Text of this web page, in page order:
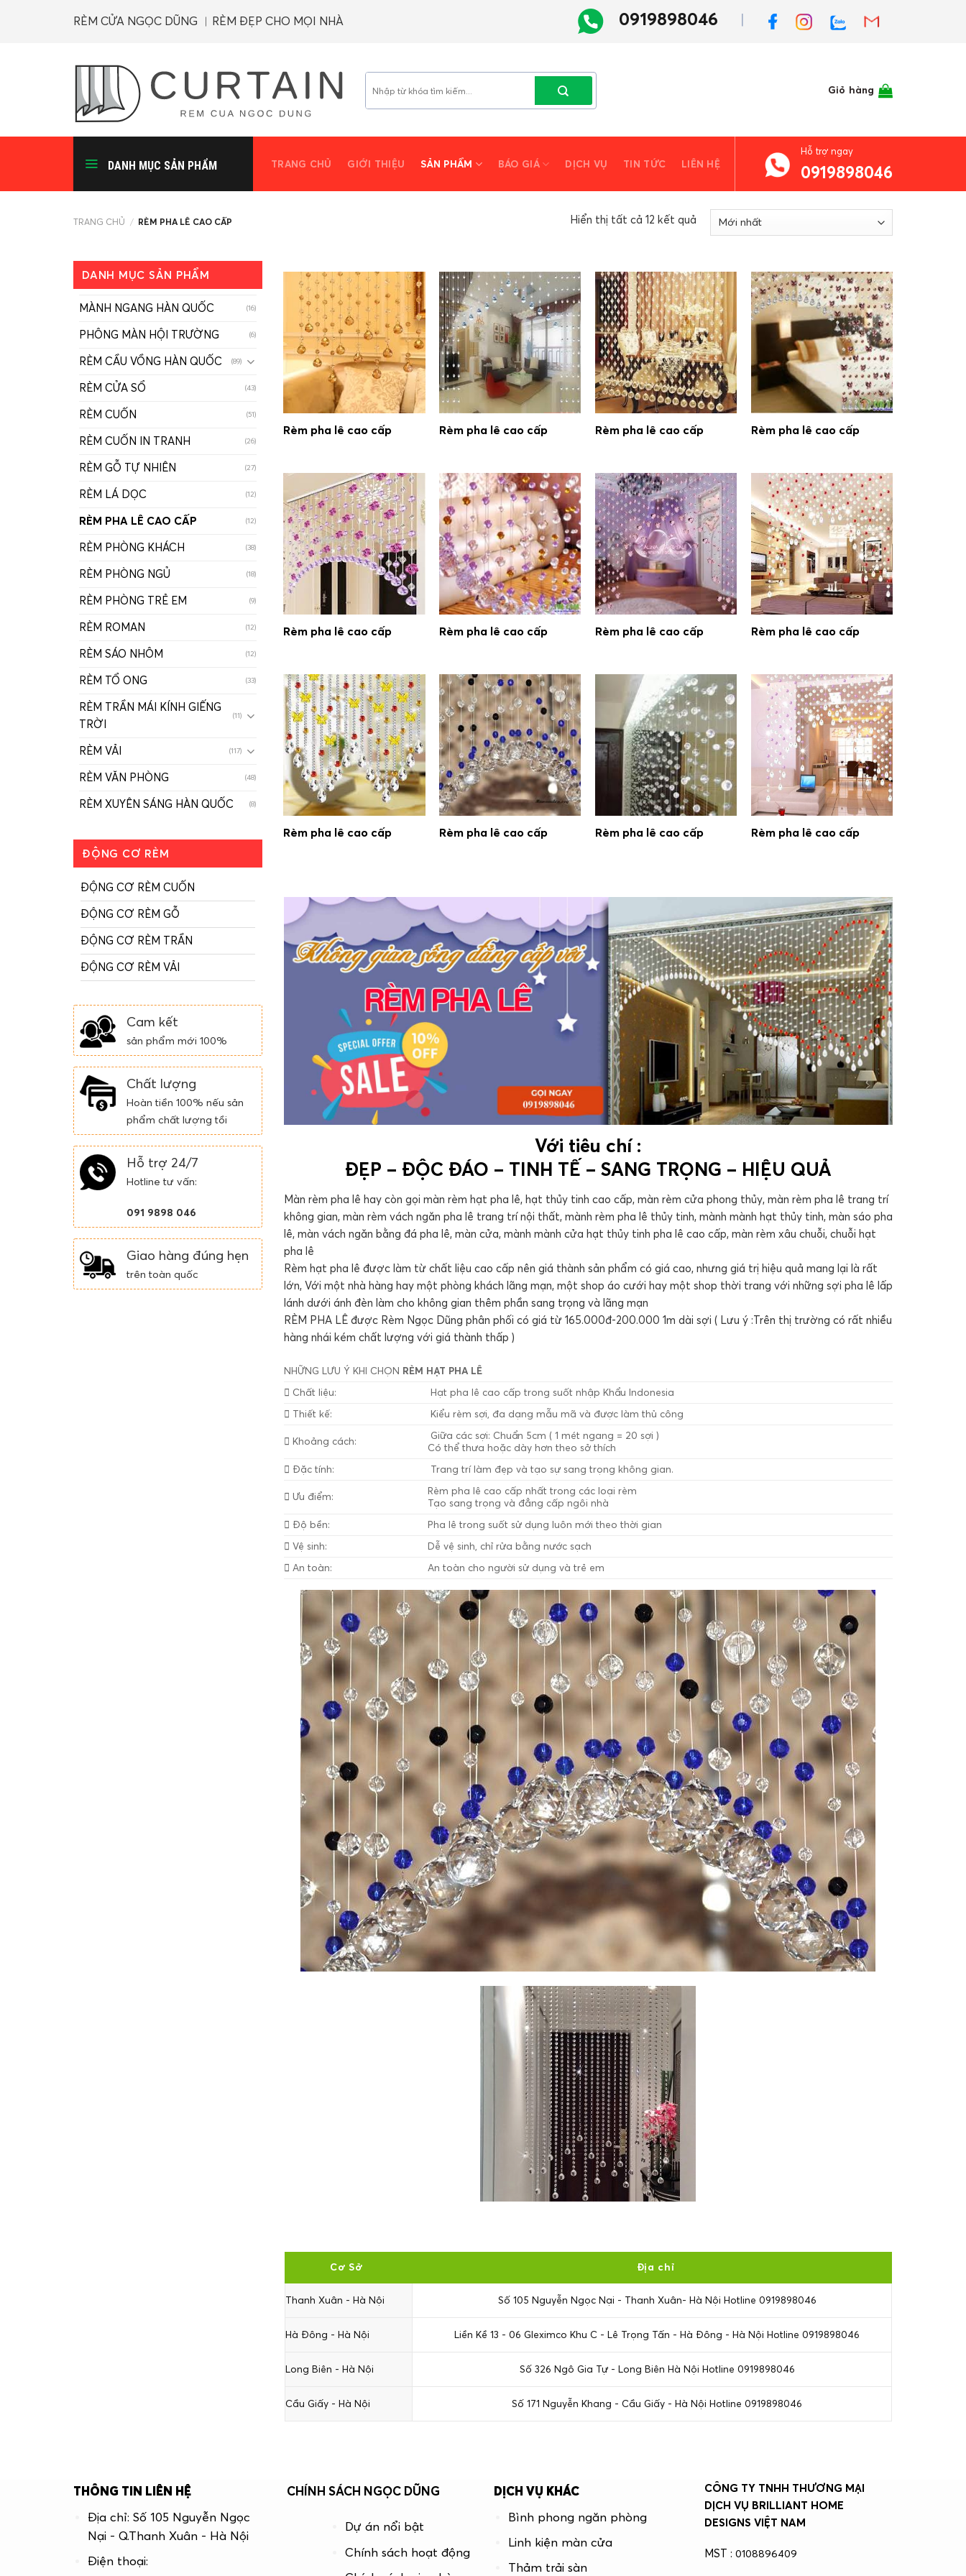
RÈM CỬA NGỌC DŨNG ︱RÈM ĐẸP CHO MỌI NHÀ 0919898046
kiếm:
Giỏ hàng
DANH MỤC SẢN PHẨM TRANG CHỦ GIỚI THIỆU SẢN PHẨM BÁO GIÁ DỊCH VỤ TIN TỨC LIÊN HỆ
Hỗ trợ ngay
0919898046
TRANG CHỦ / RÈM PHA LÊ CAO CẤP Hiển thị tất cả 12 kết quả
DANH MỤC SẢN PHẨM
MÀNH NGANG HÀN QUỐC (16)
PHÔNG MÀN HỘI TRƯỜNG (6)
RÈM CẦU VỒNG HÀN QUỐC (89)
RÈM CỬA SỔ (43)
RÈM CUỐN (51)
RÈM CUỐN IN TRANH (26)
RÈM GỖ TỰ NHIÊN (27)
RÈM LÁ DỌC (12)
RÈM PHA LÊ CAO CẤP (12)
RÈM PHÒNG KHÁCH (38)
RÈM PHÒNG NGỦ (18)
RÈM PHÒNG TRẺ EM (9)
RÈM ROMAN (12)
RÈM SÁO NHÔM (12)
RÈM TỔ ONG (33)
RÈM TRẦN MÁI KÍNH GIẾNG
TRỜI
(11)
RÈM VẢI (117)
RÈM VĂN PHÒNG (48)
RÈM XUYÊN SÁNG HÀN QUỐC (8)
ĐỘNG CƠ RÈM
ĐỘNG CƠ RÈM CUỐN
ĐỘNG CƠ RÈM GỖ
ĐỘNG CƠ RÈM TRẦN
ĐỘNG CƠ RÈM VẢI
Cam kết
sản phẩm mới 100%
Chất lượng
Hoàn tiền 100% nếu sản
phẩm chất lượng tồi
Hỗ trợ 24/7
Hotline tư vấn:
091 9898 046
Giao hàng đúng hẹn
trên toàn quốc
Rèm pha lê cao cấp Rèm pha lê cao cấp Rèm pha lê cao cấp Rèm pha lê cao cấp
Rèm pha lê cao cấp Rèm pha lê cao cấp Rèm pha lê cao cấp Rèm pha lê cao cấp
Rèm pha lê cao cấp Rèm pha lê cao cấp Rèm pha lê cao cấp Rèm pha lê cao cấp
Với tiêu chí :
ĐẸP – ĐỘC ĐÁO – TINH TẾ – SANG TRỌNG – HIỆU QUẢ
Màn rèm pha lê hay còn gọi màn rèm hạt pha lê, hạt thủy tinh cao cấp, màn rèm cửa phong thủy, màn rèm pha lê trang trí
không gian, màn rèm vách ngăn pha lê trang trí nội thất, mành rèm pha lê thủy tinh, mành mành hạt thủy tinh, màn sáo pha
lê, màn vách ngăn bằng đá pha lê, màn cửa, mành mành cửa hạt thủy tinh pha lê cao cấp, màn rèm xâu chuỗi, chuỗi hạt
pha lê
Rèm hạt pha lê được làm từ chất liệu cao cấp nên giá thành sản phẩm có giá cao, nhưng giá trị hiệu quả mang lại là rất
lớn, Với một nhà hàng hay một phòng khách lãng mạn, một shop áo cưới hay một shop thời trang với những sợi pha lê lấp
lánh dưới ánh đèn làm cho không gian thêm phần sang trọng và lãng mạn
RÈM PHA LÊ được Rèm Ngọc Dũng phân phối có giá từ 165.000đ-200.000 1m dài sợi ( Lưu ý :Trên thị trường có rất nhiều
hàng nhái kém chất lượng với giá thành thấp )
NHỮNG LƯU Ý KHI CHỌN RÈM HẠT PHA LÊ
Chất liệu:
Hạt pha lê cao cấp trong suốt nhập Khẩu Indonesia
Thiết kế:
Kiểu rèm sợi, đa dạng mẫu mã và được làm thủ công
Khoảng cách:
Giữa các sợi: Chuẩn 5cm ( 1 mét ngang = 20 sợi )
Có thể thưa hoặc dày hơn theo sở thích
Đặc tính:
Trang trí làm đẹp và tạo sự sang trọng không gian.
Ưu điểm:
Rèm pha lê cao cấp nhất trong các loại rèm
Tạo sang trọng và đẳng cấp ngôi nhà
Độ bền:
Pha lê trong suốt sử dụng luôn mới theo thời gian
Vệ sinh:
Dễ vệ sinh, chỉ rửa bằng nước sạch
An toàn:
An toàn cho người sử dụng và trẻ em
Cơ Sở Địa chỉ
Thanh Xuân - Hà Nội Số 105 Nguyễn Ngọc Nại - Thanh Xuân- Hà Nội Hotline 0919898046
Hà Đông - Hà Nội Liền Kề 13 - 06 Gleximco Khu C - Lê Trọng Tấn - Hà Đông - Hà Nội Hotline 0919898046
Long Biên - Hà Nội Số 326 Ngô Gia Tự - Long Biên Hà Nội Hotline 0919898046
Cầu Giấy - Hà Nội Số 171 Nguyễn Khang - Cầu Giấy - Hà Nội Hotline 0919898046
THÔNG TIN LIÊN HỆ
Địa chỉ: Số 105 Nguyễn Ngọc
Nại - Q.Thanh Xuân - Hà Nội
Điện thoại:
CHÍNH SÁCH NGỌC DŨNG
Dự án nổi bật
Chính sách hoạt động
DỊCH VỤ KHÁC
Bình phong ngăn phòng
Linh kiện màn cửa
Thảm trải sàn
CÔNG TY TNHH THƯƠNG MẠI
DỊCH VỤ BRILLIANT HOME
DESIGNS VIỆT NAM
MST : 0108896409